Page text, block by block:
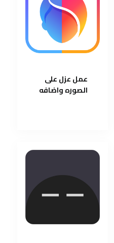
عمل عزل على
الصوره واضافه